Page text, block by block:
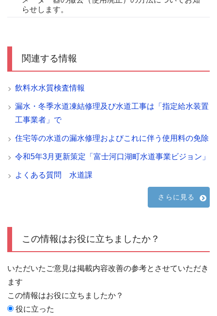
らせします。
関連する情報
飲料水水質検査情報
漏水・冬季水道凍結修理及び水道工事は「指定給水装置
工事業者」で
住宅等の水道の漏水修理およびこれに伴う使用料の免除
令和5年3月更新策定「富士河口湖町水道事業ビジョン」
よくある質問 水道課
さらに見る
この情報はお役に立ちましたか？
いただいたご意見は掲載内容改善の参考とさせていただき
ます
この情報はお役に立ちましたか？
役に立った